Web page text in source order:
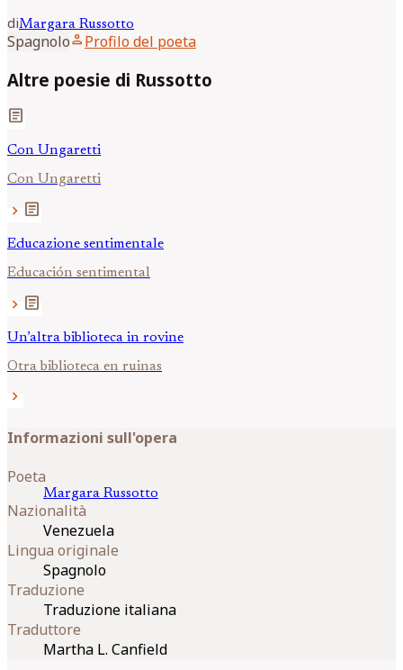
diMargara Russotto
Spagnoloperson Profilo del poeta
Altre poesie di Russotto
article
Con Ungaretti
Con Ungaretti
chevron_right article
Educazione sentimentale
Educación sentimental
chevron_right article
Un’altra biblioteca in rovine
Otra biblioteca en ruinas
chevron_right
Informazioni sull'opera
Poeta
Margara Russotto
Nazionalità
Venezuela
Lingua originale
Spagnolo
Traduzione
Traduzione italiana
Traduttore
Martha L. Canfield